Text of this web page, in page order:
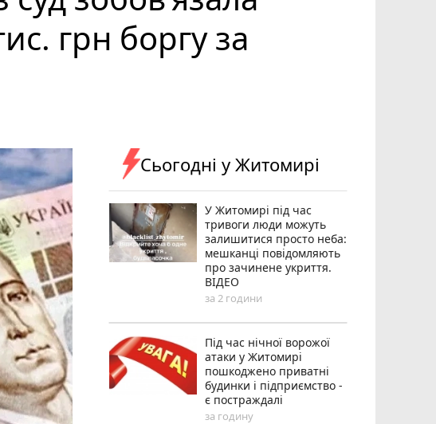
грн боргу за
Сьогодні у Житомирі
У Житомирі під час
тривоги люди можуть
залишитися просто неба:
мешканці повідомляють
про зачинене укриття.
ВІДЕО
за 2 години
Під час нічної ворожої
атаки у Житомирі
пошкоджено приватні
будинки і підприємство -
є постраждалі
за годину